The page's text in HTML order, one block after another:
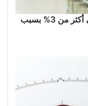
ارتفاع التضخم في هولندا مجدداً إلى أكثر من 3% بسبب